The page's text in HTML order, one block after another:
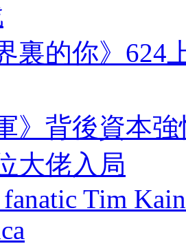
裏的你》624
》背後資本強
大佬入局
Tim